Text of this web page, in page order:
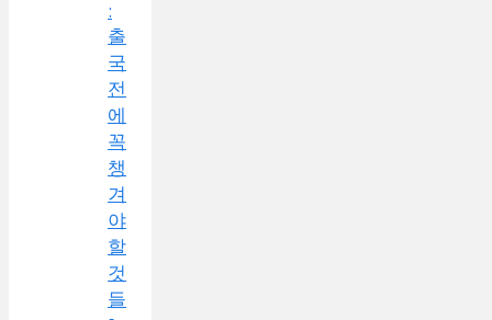
:
출
국
전
에
꼭
챙
겨
야
할
것
들